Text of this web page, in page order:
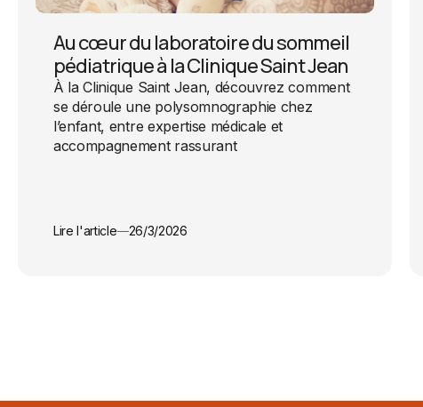
Au cœur du laboratoire du sommeil
pédiatrique à la Clinique Saint Jean
À la Clinique Saint Jean, découvrez comment
se déroule une polysomnographie chez
l’enfant, entre expertise médicale et
accompagnement rassurant
Lire l'article 26/3/2026